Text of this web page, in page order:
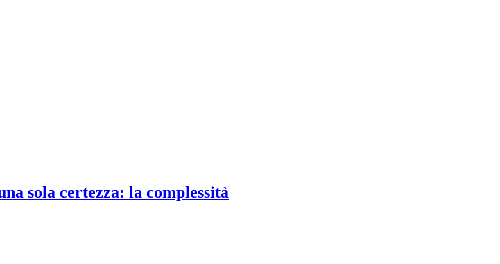
sola certezza: la complessità